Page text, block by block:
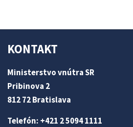
KONTAKT
Ministerstvo vnútra SR
Pribinova 2
812 72 Bratislava
Telefón: +421 2 5094 1111